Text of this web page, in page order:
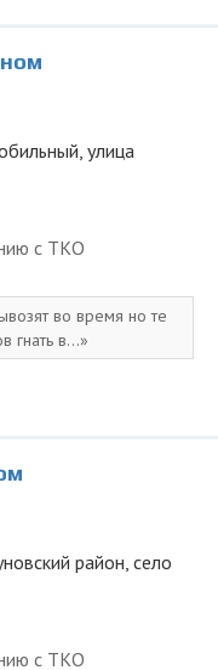
улица
с ТКО
во время но те
гнать в...
район, село
с ТКО